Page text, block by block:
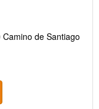
de Santiago